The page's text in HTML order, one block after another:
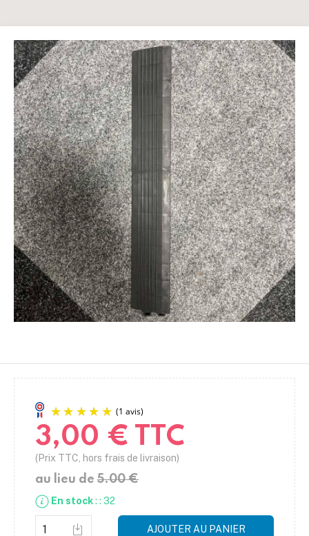
3,00 € TTC
(Prix TTC, hors frais de livraison)
au lieu de 5.00 €
En stock: : 32
AJOUTER AU PANIER